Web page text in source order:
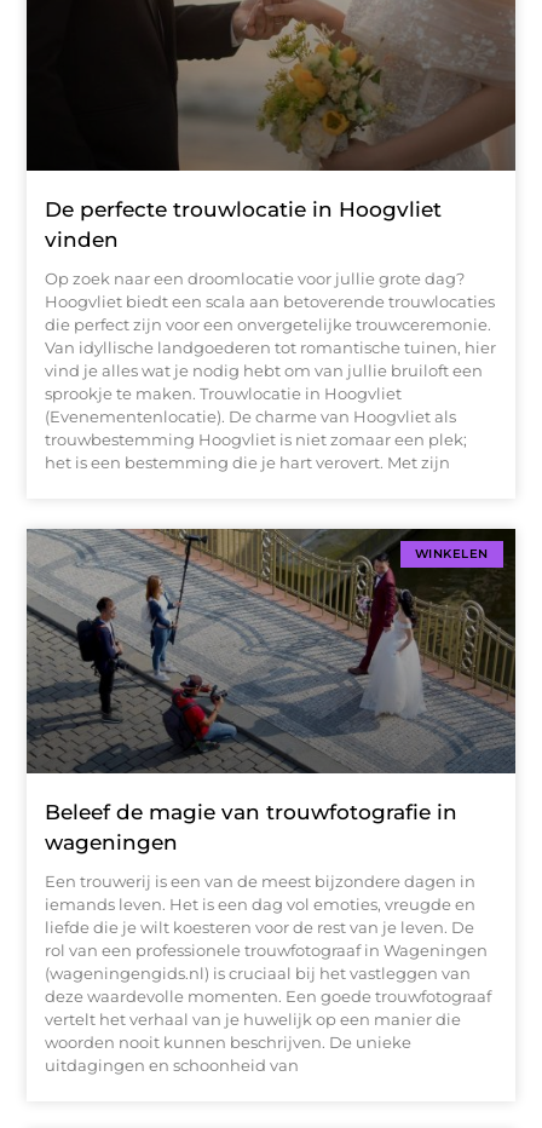
De perfecte trouwlocatie in Hoogvliet
vinden
Op zoek naar een droomlocatie voor jullie grote dag?
Hoogvliet biedt een scala aan betoverende trouwlocaties
die perfect zijn voor een onvergetelijke trouwceremonie.
Van idyllische landgoederen tot romantische tuinen, hier
vind je alles wat je nodig hebt om van jullie bruiloft een
sprookje te maken. Trouwlocatie in Hoogvliet
(Evenementenlocatie). De charme van Hoogvliet als
trouwbestemming Hoogvliet is niet zomaar een plek;
het is een bestemming die je hart verovert. Met zijn
WINKELEN
Beleef de magie van trouwfotografie in
wageningen
Een trouwerij is een van de meest bijzondere dagen in
iemands leven. Het is een dag vol emoties, vreugde en
liefde die je wilt koesteren voor de rest van je leven. De
rol van een professionele trouwfotograaf in Wageningen
(wageningengids.nl) is cruciaal bij het vastleggen van
deze waardevolle momenten. Een goede trouwfotograaf
vertelt het verhaal van je huwelijk op een manier die
woorden nooit kunnen beschrijven. De unieke
uitdagingen en schoonheid van